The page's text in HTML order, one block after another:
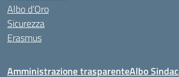
Albo d’Oro
Sicurezza
Erasmus
Amministrazione trasparenteAlbo